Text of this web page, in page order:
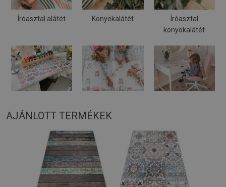
Íróasztal alátét Könyökalátét
Íróasztal
könyökalátét
AJÁNLOTT TERMÉKEK